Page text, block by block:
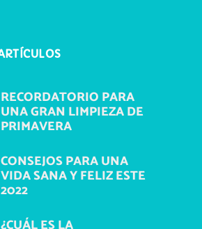
RECORDATORIO PARA
UNA GRAN LIMPIEZA DE
PRIMAVERA
CONSEJOS PARA UNA
VIDA SANA Y FELIZ ESTE
2022